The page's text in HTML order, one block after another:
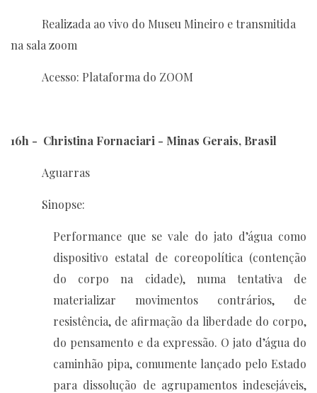
Realizada ao vivo do Museu Mineiro e transmitida
na sala zoom
Acesso: Plataforma do ZOOM
16h - Christina Fornaciari - Minas Gerais, Brasil
Aguarras
Sinopse:
Performance que se vale do jato d’água como
dispositivo estatal de coreopolítica (contenção
do corpo na cidade), numa tentativa de
materializar movimentos contrários, de
resistência, de afirmação da liberdade do corpo,
do pensamento e da expressão. O jato d’água do
caminhão pipa, comumente lançado pelo Estado
para dissolução de agrupamentos indesejáveis,